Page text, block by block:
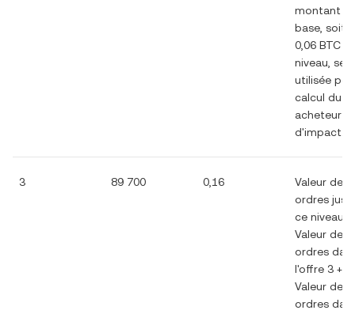
montant
base, soit
0,06 BTC à
niveau, sera
utilisée
calcul du
acheteur
d'impact.
3 89 700 0,16
Valeur des
ordres
ce niveau =
Valeur des
ordres
l'offre 3 +
Valeur des
ordres